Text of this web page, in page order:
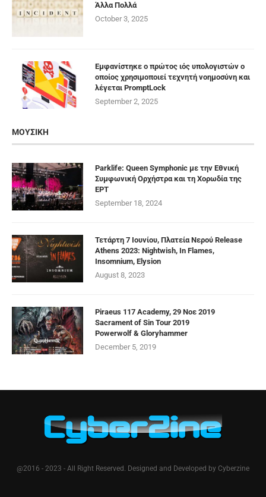
Άλλα Πολλά
October 3, 2025
Εμφανίστηκε ο πρώτος ιός υπολογιστών ο
οποίος χρησιμοποιεί τεχνητή νοημοσύνη και
λέγεται PromptLock
September 2, 2025
ΜΟΥΣΙΚΗ
Parklife: Queen Symphonic με την Εθνική
Συμφωνική Ορχήστρα και τη Χορωδία της
ΕΡΤ
September 18, 2024
Τετάρτη 7 Ιουνίου, Πλατεία Νερού Release
Athens 2023: Nightwish, In Flames,
Insomnium, Elysion
August 8, 2023
Piraeus 117 Academy, 29 Νοε 2019
Sacrament of Sin Tour 2019
Powerwolf & Gloryhammer
December 5, 2019
@2016 - 2023 - All Right Reserved. Designed and Developed by Cyberzine